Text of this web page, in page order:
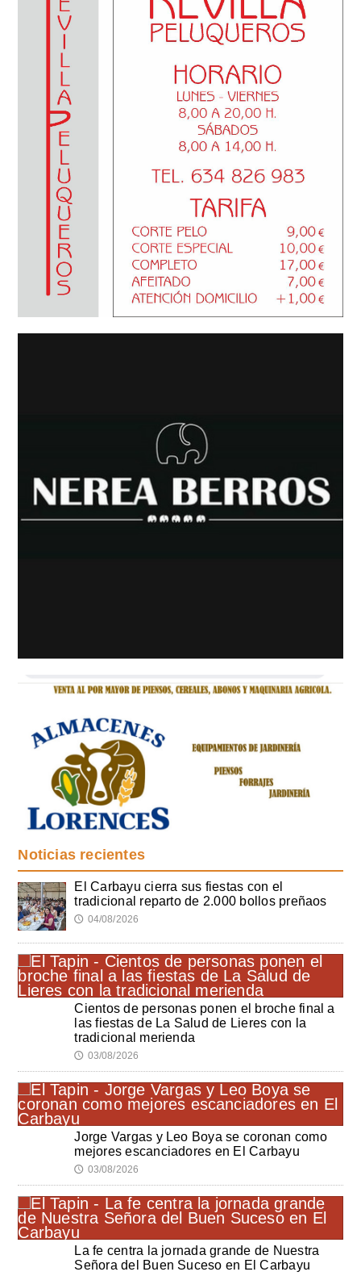
Noticias recientes
El Carbayu cierra sus fiestas con el
tradicional reparto de 2.000 bollos preñaos
🕔 04/08/2026
Cientos de personas ponen el broche final a
las fiestas de La Salud de Lieres con la
tradicional merienda
🕔 03/08/2026
Jorge Vargas y Leo Boya se coronan como
mejores escanciadores en El Carbayu
🕔 03/08/2026
La fe centra la jornada grande de Nuestra
Señora del Buen Suceso en El Carbayu